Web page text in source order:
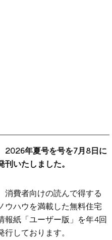
2026年夏号を号を7月8日に
刊いたしました。
消費者向けの読んで得する
ウハウを満載した無料住宅
報紙「ユーザー版」を年4回
行しております。